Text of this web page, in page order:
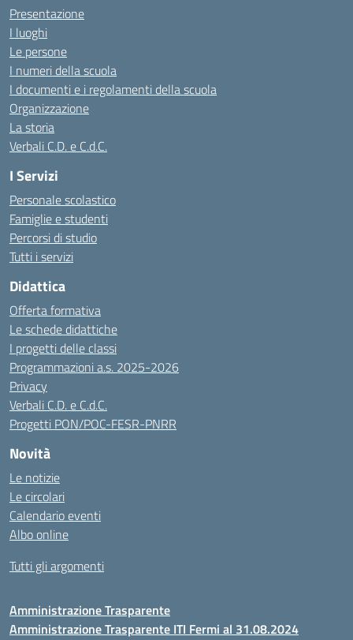
Presentazione
I luoghi
Le persone
I numeri della scuola
I documenti e i regolamenti della scuola
Organizzazione
La storia
Verbali C.D. e C.d.C.
I Servizi
Personale scolastico
Famiglie e studenti
Percorsi di studio
Tutti i servizi
Didattica
Offerta formativa
Le schede didattiche
I progetti delle classi
Programmazioni a.s. 2025-2026
Privacy
Verbali C.D. e C.d.C.
Progetti PON/POC-FESR-PNRR
Novità
Le notizie
Le circolari
Calendario eventi
Albo online
Tutti gli argomenti
Amministrazione Trasparente
Amministrazione Trasparente ITI Fermi al 31.08.2024